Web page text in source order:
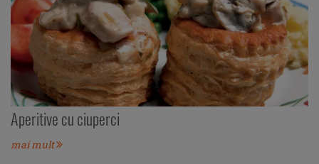
Aperitive cu ciuperci
mai mult